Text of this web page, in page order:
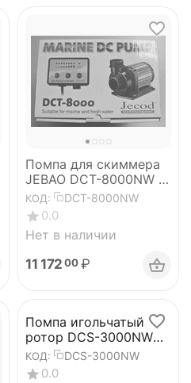
Помпа для скиммера
JEBAO DCT-8000NW (с
игольчатым ротором)
КОД: DCT-8000NW
0.0
Нет в наличии
11 172 00 ₽
Помпа игольчатый
ротор DCS-3000NW
(без вентури)
КОД: DCS-3000NW
0.0